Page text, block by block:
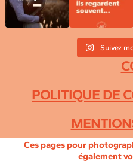
Suivez
POLITIQUE DE
Ces pages pour
également